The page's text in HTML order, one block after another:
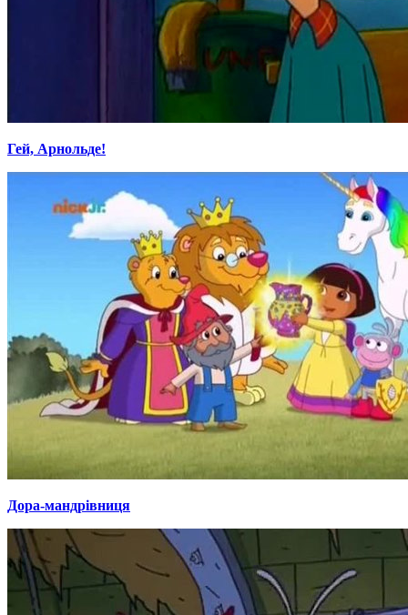
Гей, Арнольде!
Дора-мандрівниця